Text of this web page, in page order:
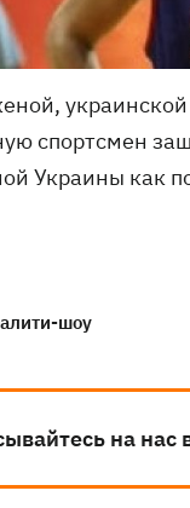
спортсмен
Украины как
шоу
на нас